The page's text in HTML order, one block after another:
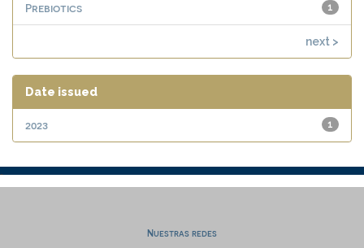
1
Prebiotics
next >
Date issued
1
2023
Nuestras redes